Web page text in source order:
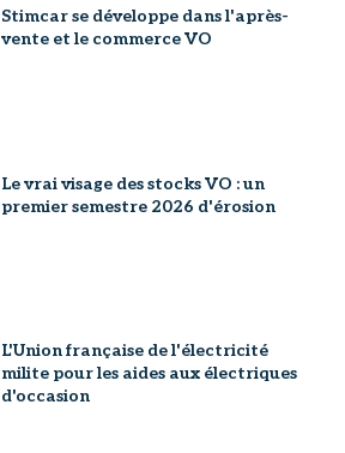
Stimcar se développe dans l'après-
vente et le commerce VO
Le vrai visage des stocks VO : un
premier semestre 2026 d'érosion
L'Union française de l'électricité
milite pour les aides aux électriques
d'occasion